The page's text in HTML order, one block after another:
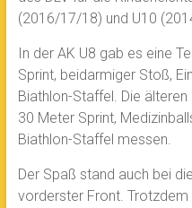
(2016/17/18) und U10
In der AK U8 gab es eine
Sprint, beidarmiger Stoß,
Biathlon-Staffel. Die
30 Meter Sprint,
Biathlon-Staffel messen.
Der Spaß stand auch bei
vorderster Front. Trotzdem